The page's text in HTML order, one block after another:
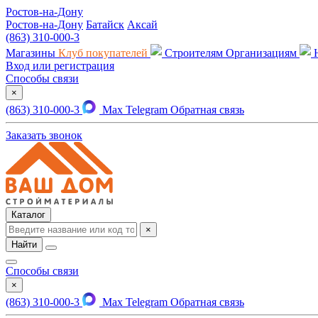
Ростов-на-Дону
Ростов-на-Дону Батайск Аксай
(863) 310-000-3
Магазины Клуб покупателей Строителям Организациям
Вход или регистрация
Способы связи
×
(863) 310-000-3 Max Telegram Обратная связь
Заказать звонок
Каталог
×
Найти
Способы связи
×
(863) 310-000-3 Max Telegram Обратная связь